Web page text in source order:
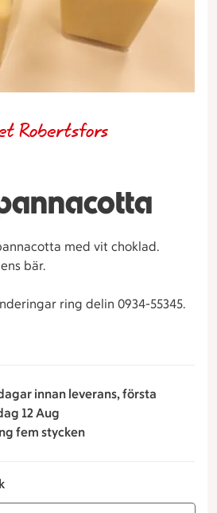
Robertsfors
med vit choklad.
bär.
ring delin 0934-55345.
innan leverans, första
12 Aug
fem stycken